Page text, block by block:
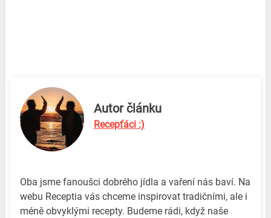
Autor článku
Recepťáci :)
Oba jsme fanoušci dobrého jídla a vaření nás baví. Na
webu Receptia vás chceme inspirovat tradičními, ale i
méně obvyklými recepty. Budeme rádi, když naše